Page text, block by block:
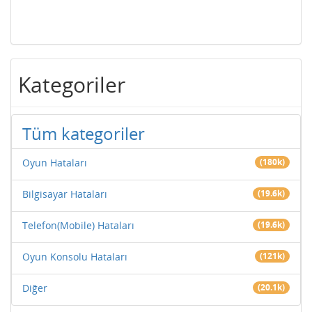
Kategoriler
Tüm kategoriler
Oyun Hataları (180k)
Bilgisayar Hataları (19.6k)
Telefon(Mobile) Hataları (19.6k)
Oyun Konsolu Hataları (121k)
Diğer (20.1k)